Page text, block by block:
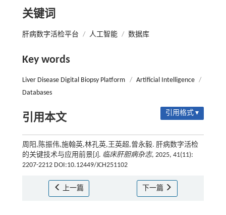
关键词
肝病数字活检平台 / 人工智能 / 数据库
Key words
Liver Disease Digital Biopsy Platform / Artificial Intelligence /
Databases
引用本文 引用格式 ▾
周阳,陈振伟,施翰英,林孔英,王英超,曾永毅. 肝病数字活检
的关键技术与应用前景[J]. 临床肝胆病杂志, 2025, 41(11):
2207-2212 DOI:10.12449/JCH251102
上一篇 下一篇